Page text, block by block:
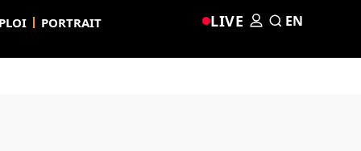
PORTRAIT LIVE EN